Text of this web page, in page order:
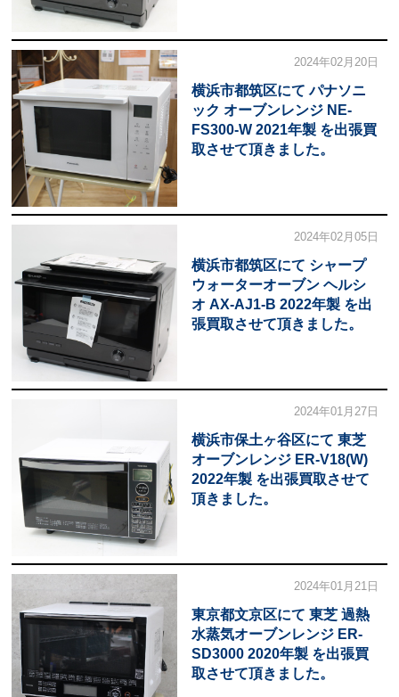
2024年02月20日
横浜市都筑区にて パナソニ
ック オーブンレンジ NE-
FS300-W 2021年製 を出張買
取させて頂きました。
2024年02月05日
横浜市都筑区にて シャープ
ウォーターオーブン ヘルシ
オ AX-AJ1-B 2022年製 を出
張買取させて頂きました。
2024年01月27日
横浜市保土ヶ谷区にて 東芝
オーブンレンジ ER-V18(W)
2022年製 を出張買取させて
頂きました。
2024年01月21日
東京都文京区にて 東芝 過熱
水蒸気オーブンレンジ ER-
SD3000 2020年製 を出張買
取させて頂きました。